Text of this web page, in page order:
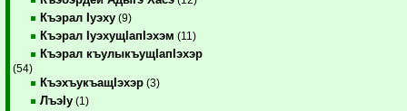
Къэрал Iуэху (9)
Къэрал IуэхущIапIэхэм (11)
Къэрал къулыкъущIапIэхэр
(54)
КъэхъукъащIэхэр (3)
ЛъэIу (1)